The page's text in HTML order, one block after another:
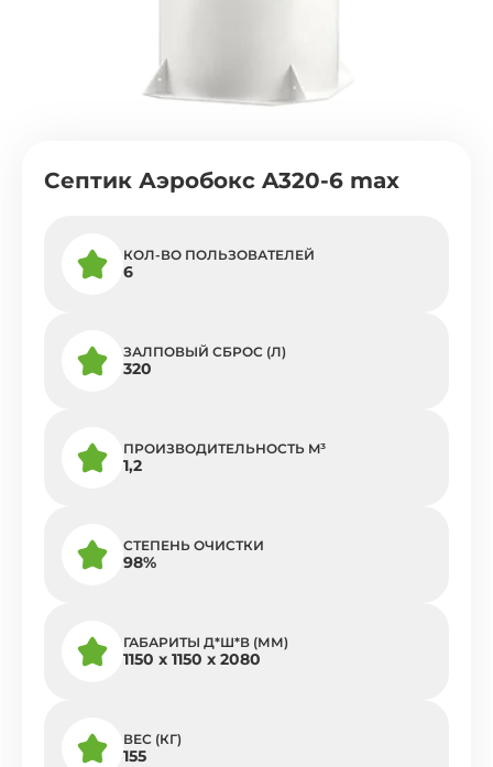
Септик Аэробокс A320-6 max
КОЛ-ВО ПОЛЬЗОВАТЕЛЕЙ
6
ЗАЛПОВЫЙ СБРОС (Л)
320
ПРОИЗВОДИТЕЛЬНОСТЬ M³
1,2
СТЕПЕНЬ ОЧИСТКИ
98%
ГАБАРИТЫ Д*Ш*В (ММ)
1150 x 1150 x 2080
ВЕС (КГ)
155